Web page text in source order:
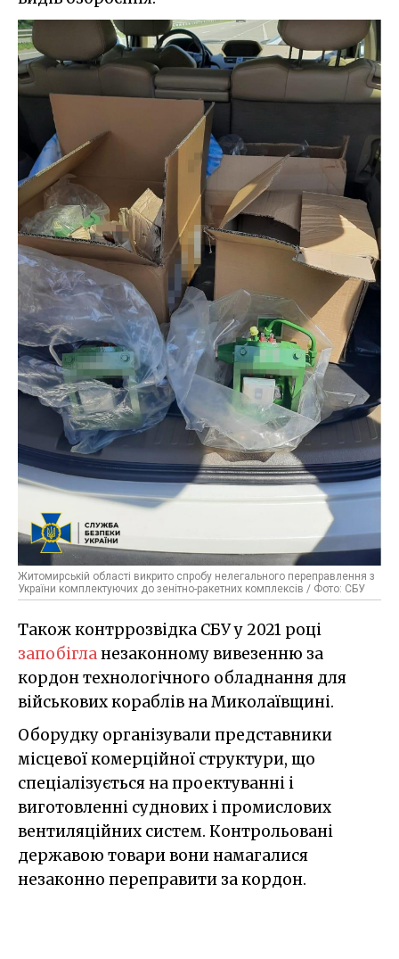
Житомирській області викрито спробу нелегального переправлення з
України комплектуючих до зенітно-ракетних комплексів / Фото: СБУ
Також контррозвідка СБУ у 2021 році
запобігланезаконному вивезенню за
кордон технологічного обладнання для
військових кораблів на Миколаївщині.
Оборудку організували представники
місцевої комерційної структури, що
спеціалізується на проектуванні і
виготовленні суднових і промислових
вентиляційних систем. Контрольовані
державою товари вони намагалися
незаконно переправити за кордон.